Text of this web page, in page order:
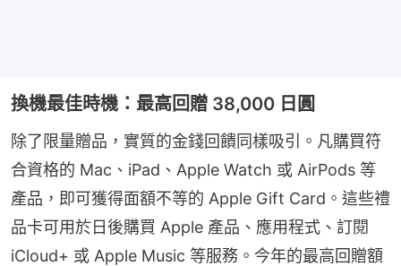
換機最佳時機：最高回贈 38,000 日圓
除了限量贈品，實質的金錢回饋同樣吸引。凡購買符
合資格的 Mac、iPad、Apple Watch 或 AirPods 等
產品，即可獲得面額不等的 Apple Gift Card。這些禮
品卡可用於日後購買 Apple 產品、應用程式、訂閱
iCloud+ 或 Apple Music 等服務。今年的最高回贈額